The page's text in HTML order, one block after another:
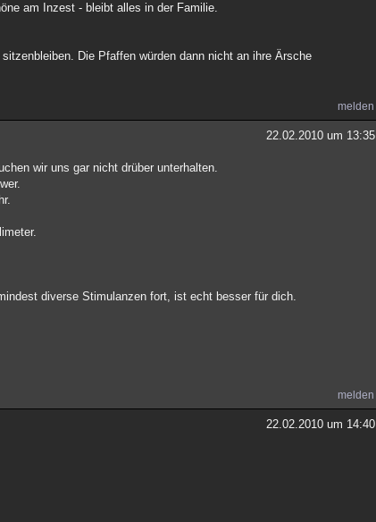
am Inzest - bleibt alles in der Familie.
Die Pfaffen würden dann nicht an ihre Ärsche
melden
22.02.2010 um 13:35
wir uns gar nicht drüber unterhalten.
diverse Stimulanzen fort, ist echt besser für dich.
melden
22.02.2010 um 14:40